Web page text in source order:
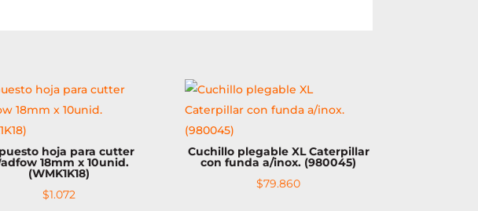
hoja para cutter
18mm x 10unid.
(WMK1K18)
$1.072
Cuchillo plegable XL Caterpillar
con funda a/inox. (980045)
$79.860